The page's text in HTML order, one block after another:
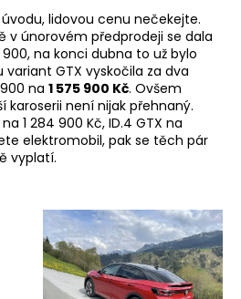
lidovou cenu nečekejte.
v únorovém předprodeji se dala
900, na konci dubna to už bylo
variant GTX vyskočila za dva
na 1 575 900 Kč. Ovšem
karoserii není nijak přehnaný.
1 284 900 Kč, ID.4 GTX na
elektromobil, pak se těch pár
vyplatí.